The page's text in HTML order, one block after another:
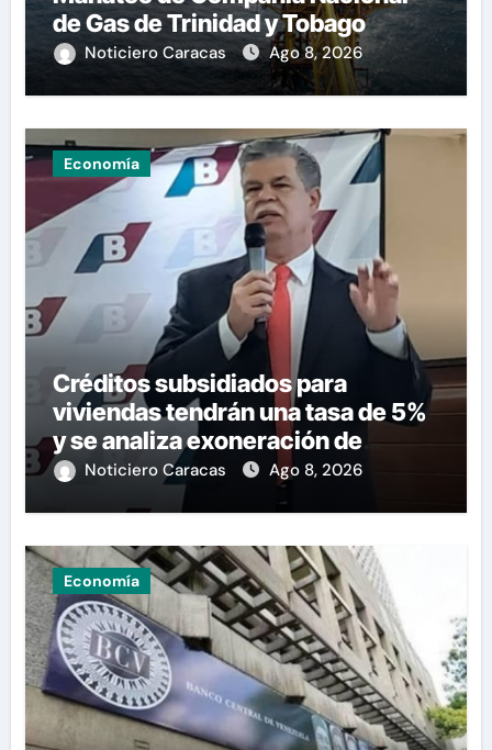
de Gas de Trinidad y Tobago
Noticiero Caracas Ago 8, 2026
Economía
Créditos subsidiados para
viviendas tendrán una tasa de 5%
y se analiza exoneración de
aranceles
Noticiero Caracas Ago 8, 2026
Economía